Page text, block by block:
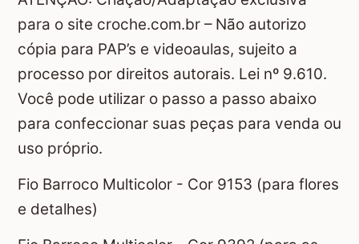
para o site croche.com.br – Não autorizo
cópia para PAP’s e videoaulas, sujeito a
processo por direitos autorais. Lei nº 9.610.
Você pode utilizar o passo a passo abaixo
para confeccionar suas peças para venda ou
uso próprio.
Fio Barroco Multicolor - Cor 9153 (para flores
e detalhes)